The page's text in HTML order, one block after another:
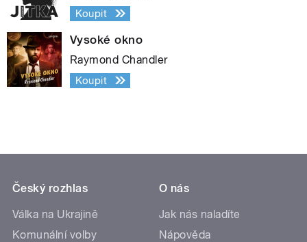
Koupit
Vysoké okno
Raymond Chandler
Koupit
Český rozhlas
Válka na Ukrajině
Komunální volby
O nás
Jak nás naladíte
Nápověda